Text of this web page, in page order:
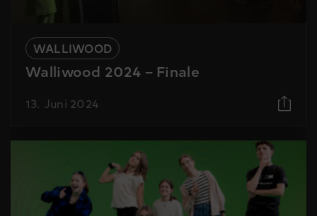
WALLIWOOD
Walliwood 2024 – Finale
13. Juni 2024